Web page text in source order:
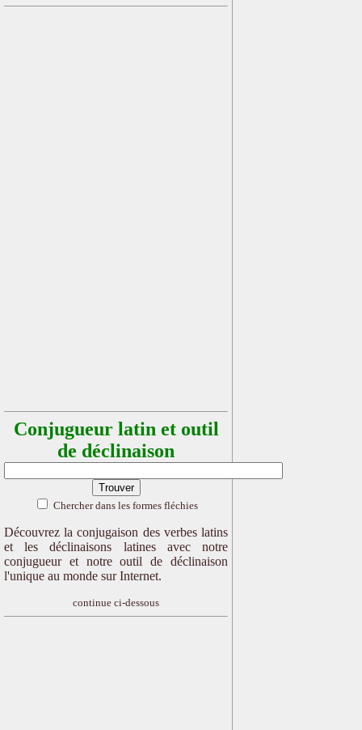
Conjugueur latin et outil
de déclinaison
Chercher dans les formes fléchies
Découvrez la conjugaison des verbes latins
et les déclinaisons latines avec notre
conjugueur et notre outil de déclinaison
l'unique au monde sur Internet.
continue ci-dessous